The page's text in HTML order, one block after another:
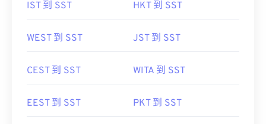
IST 到 SST HKT 到 SST
WEST 到 SST JST 到 SST
CEST 到 SST WITA 到 SST
EEST 到 SST PKT 到 SST